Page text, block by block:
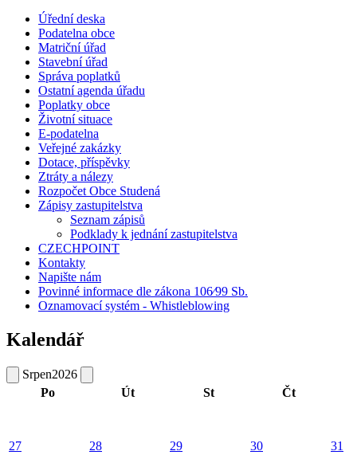
Úřední deska
Podatelna obce
Matriční úřad
Stavební úřad
Správa poplatků
Ostatní agenda úřadu
Poplatky obce
Životní situace
E-podatelna
Veřejné zakázky
Dotace, příspěvky
Ztráty a nálezy
Rozpočet Obce Studená
Zápisy zastupitelstva
Seznam zápisů
Podklady k jednání zastupitelstva
CZECHPOINT
Kontakty
Napište nám
Povinné informace dle zákona 106⁄99 Sb.
Oznamovací systém - Whistleblowing
Kalendář
Srpen2026
Po
Út St Čt
27
28
29
30
31